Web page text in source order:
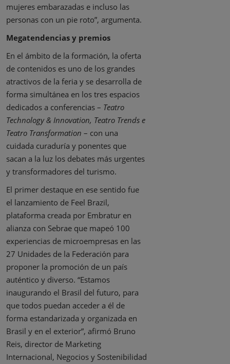
mujeres embarazadas e incluso las
personas con un pie roto”, argumenta.
Megatendencias y premios
En el ámbito de la formación, la oferta
de contenidos es uno de los grandes
atractivos de la feria y se desarrolla de
forma simultánea en los tres espacios
dedicados a conferencias – Teatro
Technology & Innovation, Teatro Trends e
Teatro Transformation – con una
cuidada curaduría y ponentes que
sacan a la luz los debates más urgentes
y transformadores del turismo.
El primer destaque en ese sentido fue
el lanzamiento de Feel Brazil,
plataforma creada por Embratur en
alianza con Sebrae que mapeó 100
experiencias de microempresas en las
27 Unidades de la Federación para
proponer la promoción de un país
auténtico y diverso. “Estamos
inaugurando el Brasil del futuro, para
que todos puedan acceder a él de
forma estandarizada y organizada en
Brasil y en el exterior”, afirmó Bruno
Reis, director de Marketing
Internacional, Negocios y Sostenibilidad